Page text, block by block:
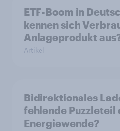
ETF-Boom in
kennen sich
Anlageprodukt
Artikel
Bidirektionales
fehlende Puzzleteil
Energiewende?